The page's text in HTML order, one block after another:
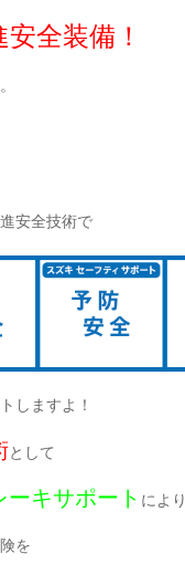
全装備！
安全技術で
しますよ！
として
ーキサポート により
を